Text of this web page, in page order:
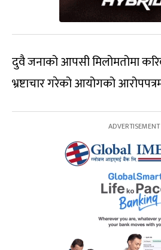
दुवै जनाको आपसी मिलोमतोमा
भ्रष्टाचार गरेको आयोगको